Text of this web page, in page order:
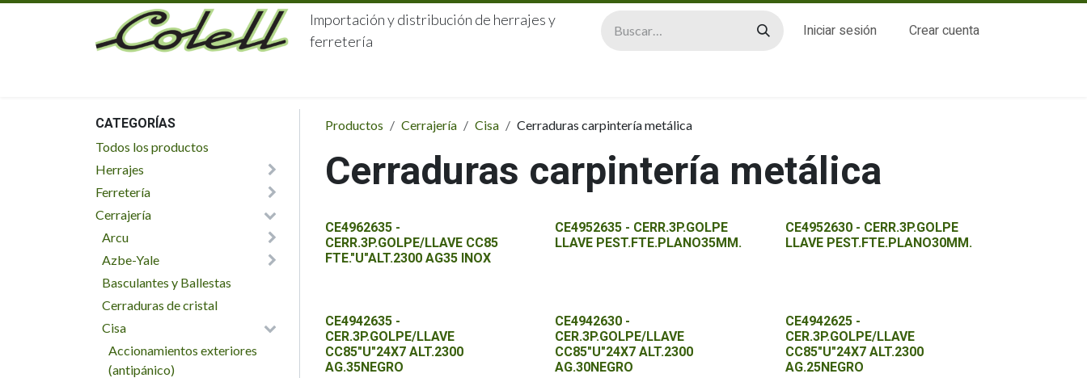
Ir al contenido
Importación y distribución de herrajes y
ferretería
Iniciar sesión Crear cuenta
CATEGORÍAS
Todos los productos
Herrajes
Ferretería
Cerrajería
Arcu
Azbe-Yale
Basculantes y Ballestas
Cerraduras de cristal
Cisa
Accionamientos exteriores
(antipánico)
Productos Cerrajería Cisa Cerraduras carpintería metálica
Cerraduras carpintería metálica
CE4962635 -
CERR.3P.GOLPE/LLAVE CC85
FTE."U"ALT.2300 AG35 INOX
CE4952635 - CERR.3P.GOLPE
LLAVE PEST.FTE.PLANO35MM.
CE4952630 - CERR.3P.GOLPE
LLAVE PEST.FTE.PLANO30MM.
CE4942635 -
CER.3P.GOLPE/LLAVE
CC85"U"24X7 ALT.2300
AG.35NEGRO
CE4942630 -
CER.3P.GOLPE/LLAVE
CC85"U"24X7 ALT.2300
AG.30NEGRO
CE4942625 -
CER.3P.GOLPE/LLAVE
CC85"U"24X7 ALT.2300
AG.25NEGRO